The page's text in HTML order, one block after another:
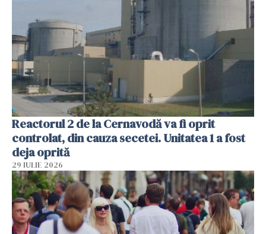
Reactorul 2 de la Cernavodă va fi oprit
controlat, din cauza secetei. Unitatea 1 a fost
deja oprită
29 IULIE 2026